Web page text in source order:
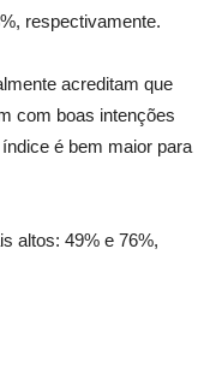
respectivamente.
acreditam que
com boas intenções
é bem maior para
altos: 49% e 76%,